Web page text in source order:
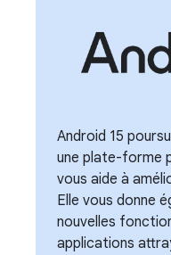
Android 15
une plate-forme
vous aide à
Elle vous donne
nouvelles
applications